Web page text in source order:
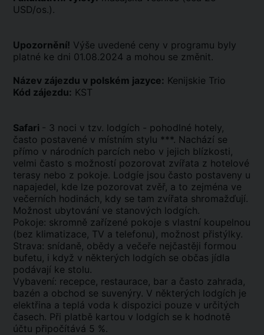
USD/os.).
Upozornění! Výše uvedené ceny v programu byly
platné ke dni 01.08.2024 a mohou se změnit.
Název zájezdu v polském jazyce: Kenijskie Trio
Kód zájezdu: KST
Safari - 3 noci v tzv. lodgích - pohodlné hotely,
často postavené v místním stylu ***. Nachází se
přímo v národních parcích nebo v jejich blízkosti,
velmi často s možností pozorovat zvířata z hotelové
terasy nebo z pokoje. Lodgíe jsou často postaveny u
napajedel, kde lze pozorovat zvěř, a to zejména ve
večerních hodinách, kdy se tam zvířata shromažďují.
Možnost ubytování ve stanových lodgích.
Pokoje: skromně zařízené pokoje s vlastní koupelnou
(bez klimatizace, TV a telefonu), možnost přistýlky.
Strava: snídaně, obědy a večeře nejčastěji formou
bufetu, i když v některých lodgích se občas jídla
podávají ke stolu.
Vybavení: recepce, restaurace, bar a často zahrada,
bazén a obchod se suvenýry. V některých lodgích je
elektřina a teplá voda k dispozici pouze v určitých
časech. Při platbě kartou v lodgích se k hodnotě
účtu připočítává 5 %.